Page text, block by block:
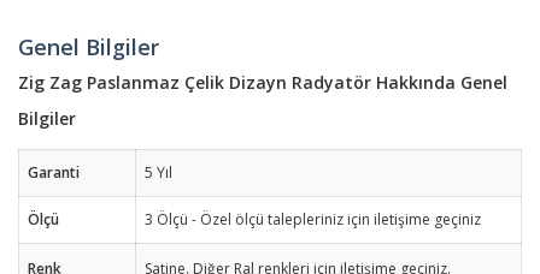
Genel Bilgiler
Zig Zag Paslanmaz Çelik Dizayn Radyatör Hakkında Genel
Bilgiler
Garanti 5 Yıl
Ölçü 3 Ölçü - Özel ölçü talepleriniz için iletişime geçiniz
Renk Satine. Diğer Ral renkleri için iletişime geçiniz.